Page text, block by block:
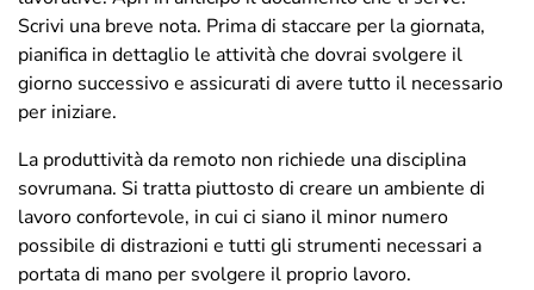
Scrivi una breve nota. Prima di staccare per la giornata,
pianifica in dettaglio le attività che dovrai svolgere il
giorno successivo e assicurati di avere tutto il necessario
per iniziare.
La produttività da remoto non richiede una disciplina
sovrumana. Si tratta piuttosto di creare un ambiente di
lavoro confortevole, in cui ci siano il minor numero
possibile di distrazioni e tutti gli strumenti necessari a
portata di mano per svolgere il proprio lavoro.